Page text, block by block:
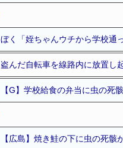
ぼく「姪ちゃんウチから学校
盗んだ自転車を線路内に放置し
【G】学校給食の弁当に虫の死
【広島】焼き鮭の下に虫の死